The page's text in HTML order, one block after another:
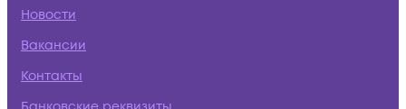
Новости
Вакансии
Контакты